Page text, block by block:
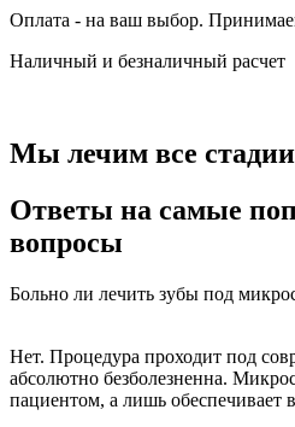
Оплата - на ваш выбор.
Наличный и безналичный расчет
Мы лечим все стадии
Ответы на самые
вопросы
Больно ли лечить зубы под
Нет. Процедура проходит под
абсолютно безболезненна.
пациентом, а лишь обеспечивает